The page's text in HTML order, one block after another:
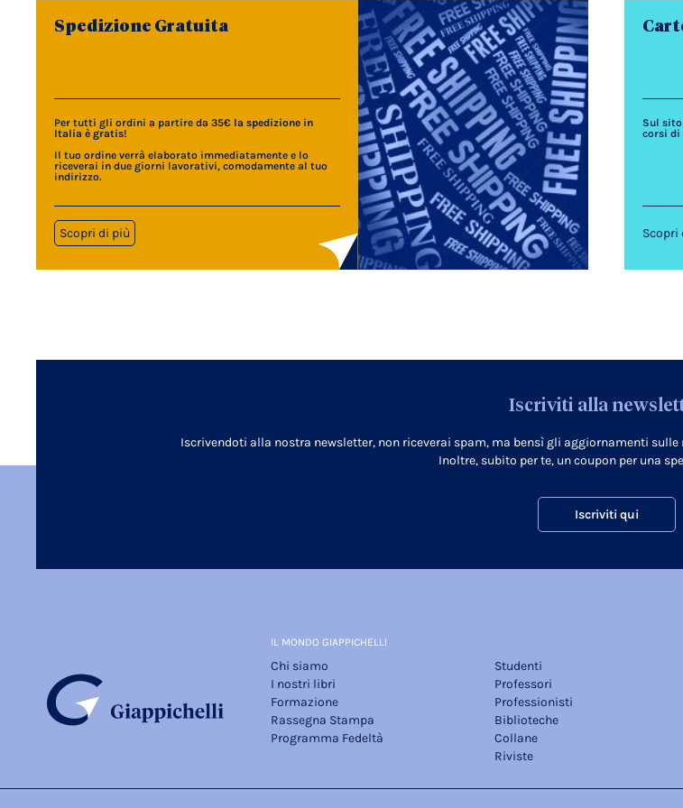
Spedizione Gratuita
Per tutti gli ordini a partire da 35€ la spedizione in
Italia è gratis!
Il tuo ordine verrà elaborato immediatamente e lo
riceverai in due giorni lavorativi, comodamente al tuo
indirizzo.
Scopri di più
Sul
corsi di
Scopri
Iscriviti alla
Iscrivendoti alla nostra newsletter, non riceverai spam, ma bensì gli aggiornamenti
Inoltre, subito per te, un coupon per una
Iscriviti qui
IL MONDO GIAPPICHELLI
Chi siamo
I nostri libri
Formazione
Rassegna Stampa
Programma Fedeltà
Studenti
Professori
Professionisti
Biblioteche
Collane
Riviste